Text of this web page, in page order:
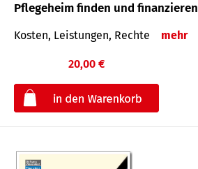
Pflegeheim finden und finanzieren
Kosten, Leistungen, Rechte mehr
20,00 €